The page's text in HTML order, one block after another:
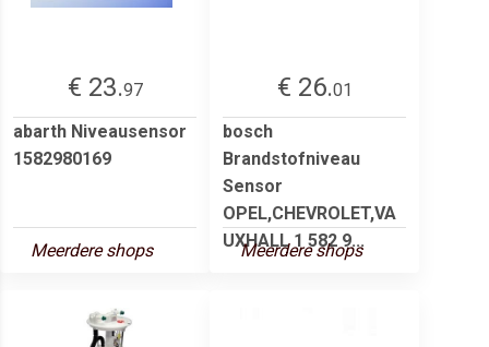
€ 23.97
abarth Niveausensor
1582980169
Meerdere shops
€ 26.01
bosch
Brandstofniveau
Sensor
OPEL,CHEVROLET,VA
UXHALL 1 582 9...
Meerdere shops